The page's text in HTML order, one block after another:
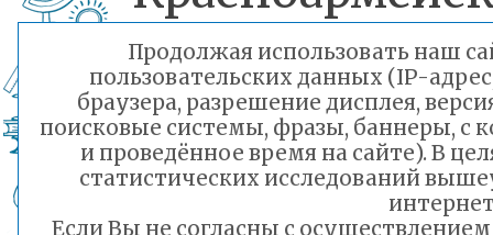
54
набор
сотрудников.
Также
Продолжая использовать наш
пользовательских данных (IP-
браузера, разрешение дисплея,
поисковые системы, фразы, баннеры, с
и проведённое время на сайте). В
статистических исследований
Если Вы не согласны с